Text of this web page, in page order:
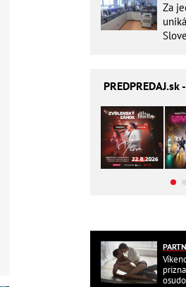
Za
PREDPREDAJ.sk